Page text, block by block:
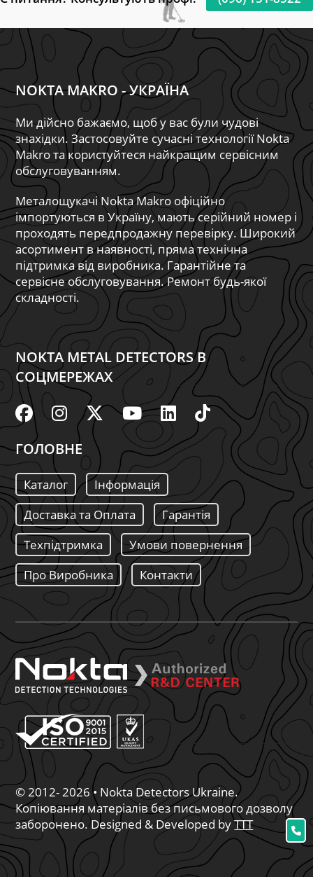
NOKTA MAKRO - УКРАЇНА
Ми дійсно бажаємо, щоб у вас були чудові
знахідки. Застосовуйте сучасні технології Nokta
Makro та користуйтеся найкращим сервісним
обслуговуванням.
Металощукачі Nokta Makro офіційно
імпортуються в Україну, мають серійний номер і
проходять передпродажну перевірку. Широкий
асортимент в наявності, пряма технічна
підтримка від виробника. Гарантійне та
сервісне обслуговування. Ремонт будь-якої
складності.
NOKTA METAL DETECTORS В
СОЦМЕРЕЖАХ
ГОЛОВНЕ
Каталог
Інформація
Доставка та Оплата
Гарантія
Техпідтримка
Умови повернення
Про Виробника
Контакти
© 2012- 2026 • Nokta Detectors Ukraine.
Копіювання матеріалів без письмового дозволу
заборонено. Designed & Developed byTTT